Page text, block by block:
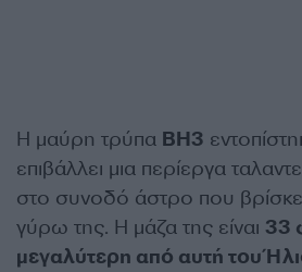
Η μαύρη τρύπα BH3
επιβάλλει μια περίεργα
στο συνοδό άστρο που
γύρω της. Η μάζα της είναι 33
μεγαλύτερη από αυτή του